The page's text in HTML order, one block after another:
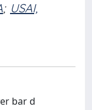
; USAI,
bar d